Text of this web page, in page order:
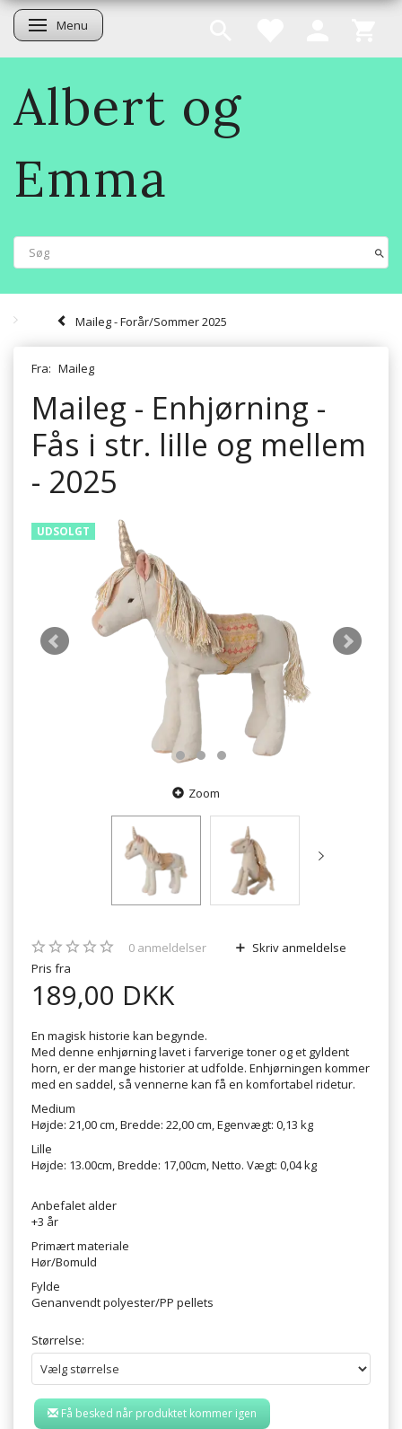
Skifte navigation
Menu
Albert og
Emma
Maileg - Forår/Sommer 2025
Fra: Maileg
Maileg - Enhjørning -
Fås i str. lille og mellem
- 2025
UDSOLGT
Zoom
0 anmeldelser
Skriv anmeldelse
Pris fra
189,00 DKK
En magisk historie kan begynde.
Med denne enhjørning lavet i farverige toner og et gyldent
horn, er der mange historier at udfolde. Enhjørningen kommer
med en saddel, så vennerne kan få en komfortabel ridetur.
Medium
Højde: 21,00 cm, Bredde: 22,00 cm, Egenvægt: 0,13 kg
Lille
Højde: 13.00cm, Bredde: 17,00cm, Netto. Vægt: 0,04 kg
Anbefalet alder
+3 år
Primært materiale
Hør/Bomuld
Fylde
Genanvendt polyester/PP pellets
Størrelse:
Få besked når produktet kommer igen